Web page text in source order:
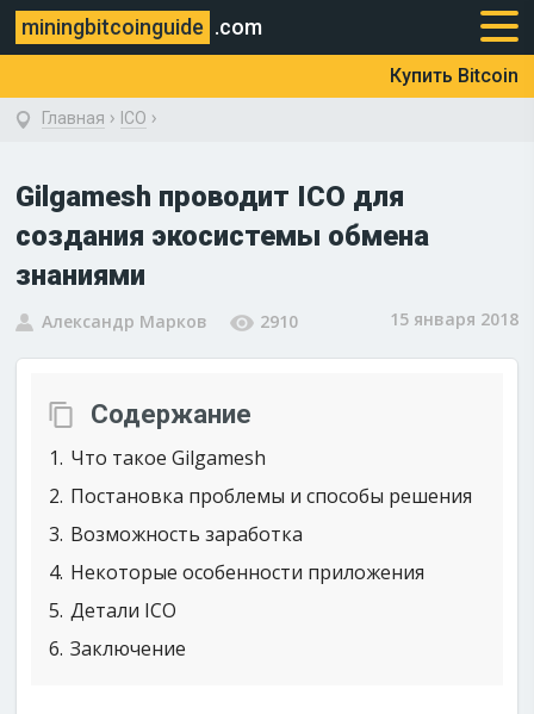
miningbitcoinguide .com
Купить Bitcoin
Главная › ICO ›
Gilgamesh проводит ICO для
создания экосистемы обмена
знаниями
Александр Марков 2910 15 января 2018
Содержание
1 Что такое Gilgamesh
2 Постановка проблемы и способы решения
3 Возможность заработка
4 Некоторые особенности приложения
5 Детали ICO
6 Заключение